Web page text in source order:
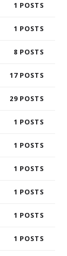
1
1
8
17
29
1
1
1
1
1
1